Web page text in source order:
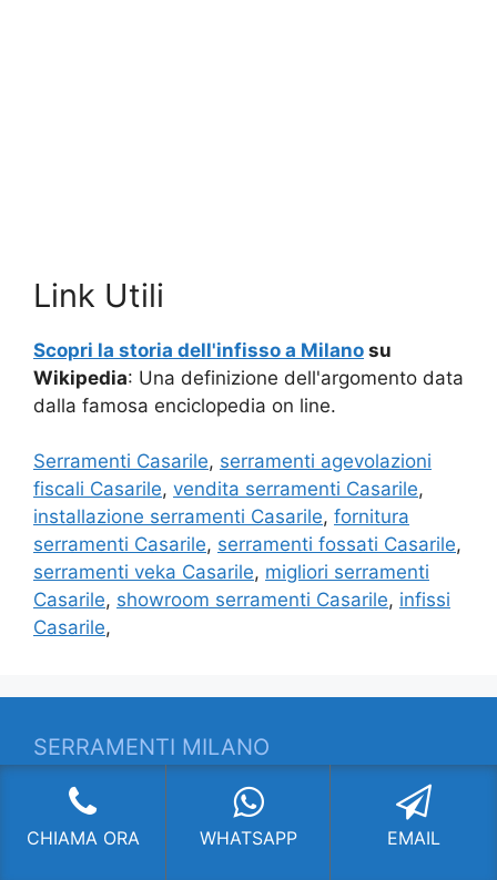
Link Utili
Scopri la storia dell'infisso a Milano su
Wikipedia: Una definizione dell'argomento data
dalla famosa enciclopedia on line.
Serramenti Casarile, serramenti agevolazioni
fiscali Casarile, vendita serramenti Casarile,
installazione serramenti Casarile, fornitura
serramenti Casarile, serramenti fossati Casarile,
serramenti veka Casarile, migliori serramenti
Casarile, showroom serramenti Casarile, infissi
Casarile,
SERRAMENTI MILANO
Fornitura di serramenti di altissima qualità con
soluzioni all’avanguardia. Chiama per
CHIAMA ORA WHATSAPP EMAIL